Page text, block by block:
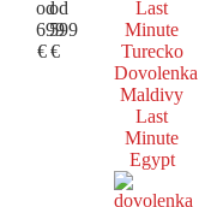
od
699
€
od
599
€
Last
Minute
Turecko
Dovolenka
Maldivy
Last
Minute
Egypt